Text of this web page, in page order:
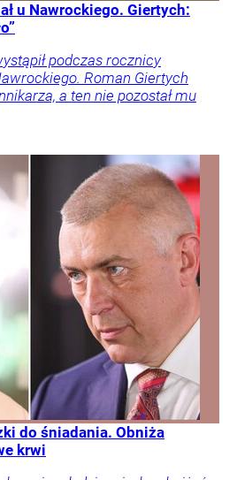
u Nawrockiego. Giertych:
podczas rocznicy
Roman Giertych
a ten nie pozostał mu
do śniadania. Obniża
krwi